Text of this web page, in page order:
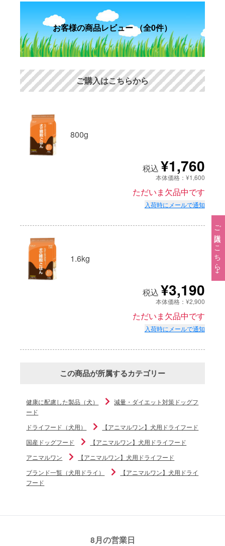
ご購入はこちら→
お客様の商品レビュー （全0件）
ご購入はこちらから
800g
税込 ¥1,760
本体価格：¥1,600
ただいま欠品中です
入荷時にメールで通知
1.6kg
税込 ¥3,190
本体価格：¥2,900
ただいま欠品中です
入荷時にメールで通知
この商品が所属するカテゴリー
健康に配慮した製品（犬）
減量・ダイエット対策ドッグフ
ード
ドライフード（犬用）
【アニマルワン】犬用ドライフード
国産ドッグフード
【アニマルワン】犬用ドライフード
アニマルワン
【アニマルワン】犬用ドライフード
ブランド一覧（犬用ドライ）
【アニマルワン】犬用ドライ
フード
8月の営業日